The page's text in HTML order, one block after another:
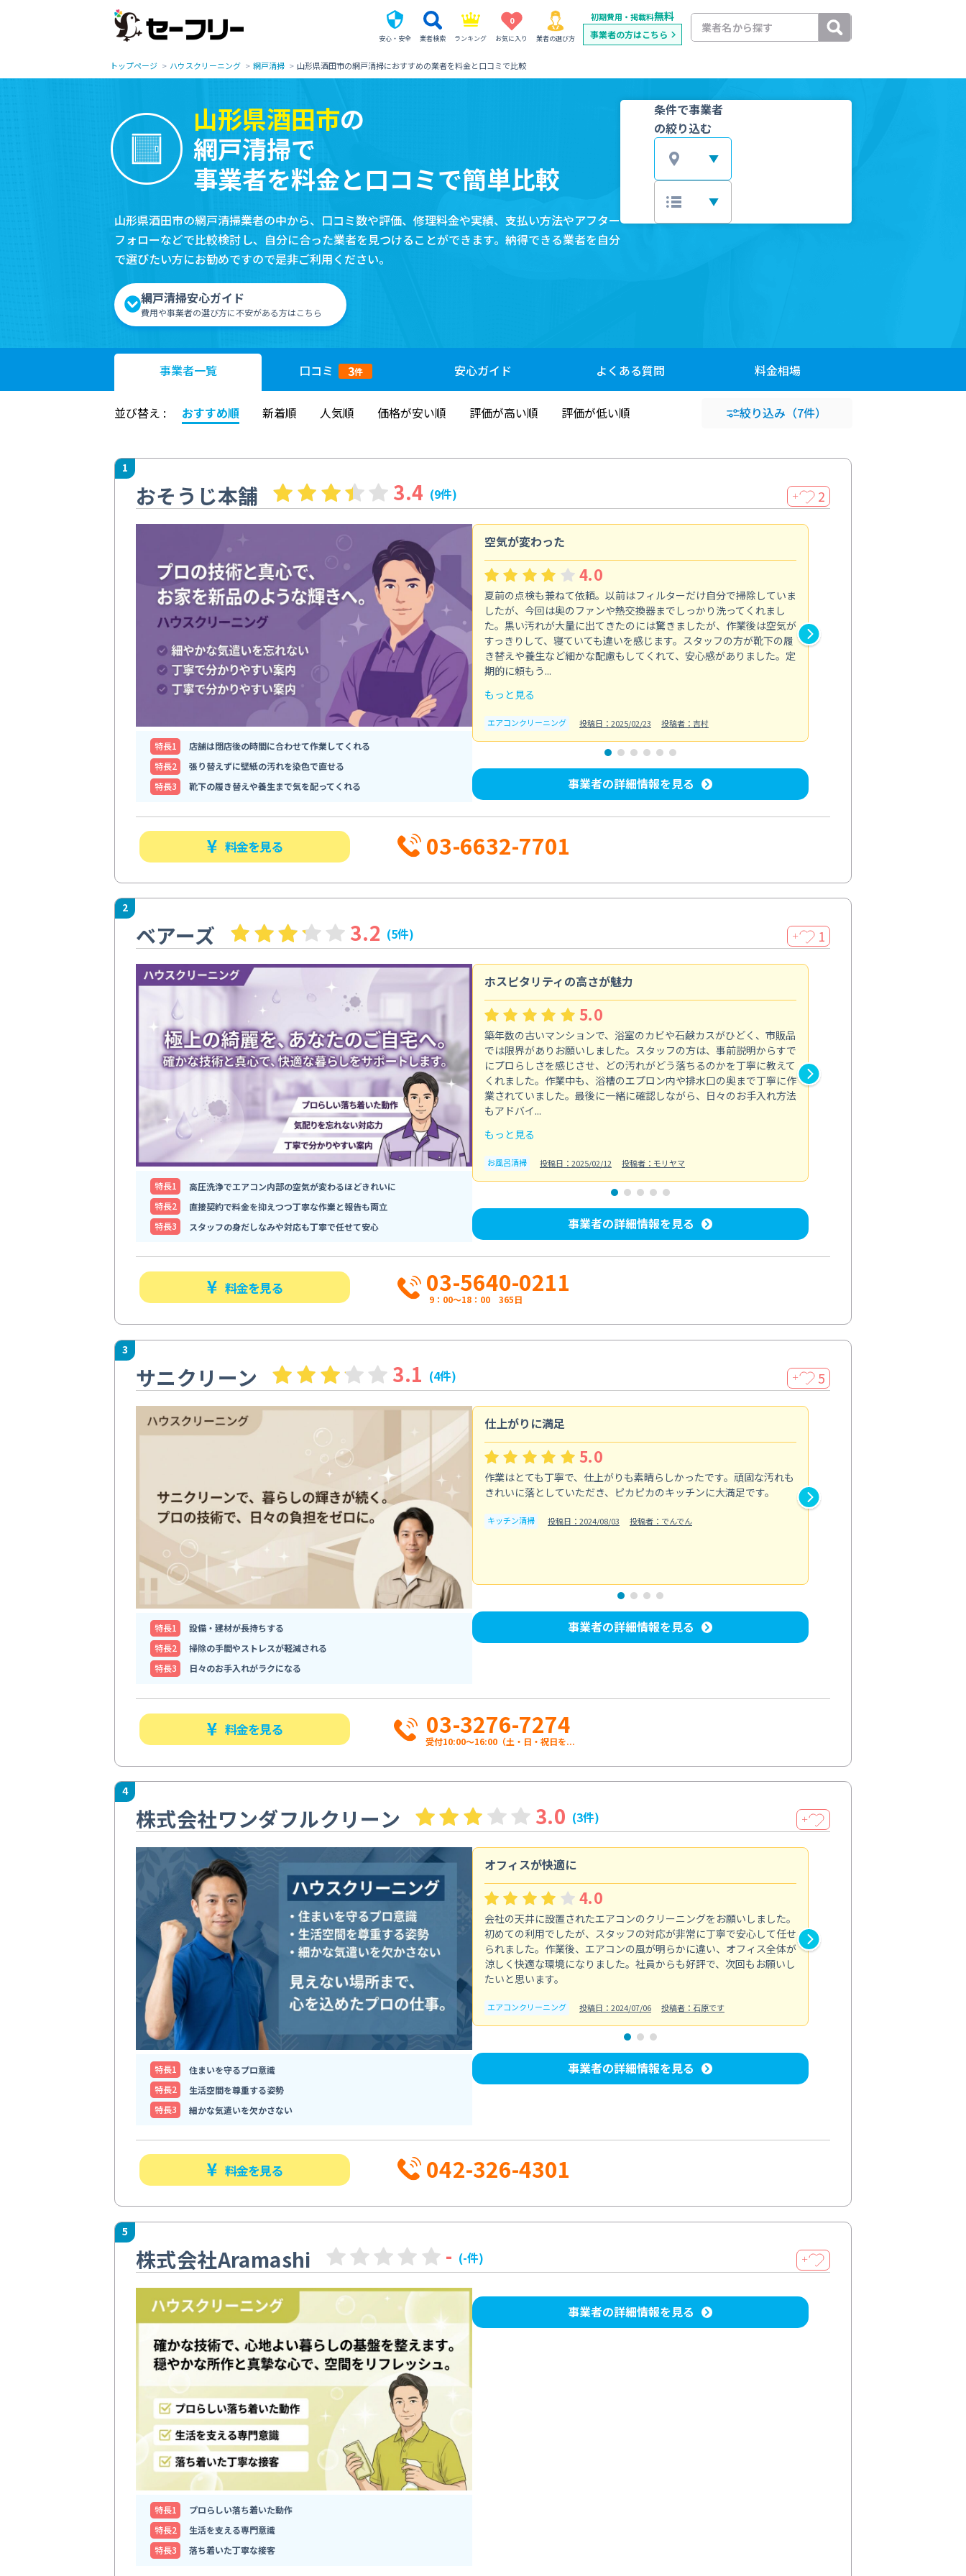
安心・安全 業者検索 ランキング
0
お気に入り 業者の選び方
初期費用・掲載料無料
事業者の方はこちら
トップページ ハウスクリーニング 網戸清掃 山形県酒田市の網戸清掃におすすめの業者を料金と口コミで比較
山形県酒田市の
網戸清掃で
事業者を料金と口コミで簡単比較
山形県酒田市の網戸清掃業者の中から、口コミ数や評価、修理料金や実績、支払い方法やアフター
フォローなどで比較検討し、自分に合った業者を見つけることができます。納得できる業者を自分
で選びたい方にお勧めですので是非ご利用ください。
網戸清掃安心ガイド
費用や事業者の選び方に不安がある方はこちら
条件で事業者
の絞り込む
事業者一覧 口コミ 3件 安心ガイド よくある質問 料金相場
並び替え : おすすめ順 新着順 人気順 価格が安い順 評価が高い順 評価が低い順 絞り込み （7件）
1
おそうじ本舗 3.4 (9件) ＋ 2
特⻑1
店舗は閉店後の時間に合わせて作業してくれる
特⻑2
張り替えずに壁紙の汚れを染色で直せる
特⻑3
靴下の履き替えや養生まで気を配ってくれる
空気が変わった
4.0
夏前の点検も兼ねて依頼。以前はフィルターだけ自分で掃除していま
したが、今回は奥のファンや熱交換器までしっかり洗ってくれまし
た。黒い汚れが大量に出てきたのには驚きましたが、作業後は空気が
すっきりして、寝ていても違いを感じます。スタッフの方が靴下の履
き替えや養生など細かな配慮もしてくれて、安心感がありました。定
期的に頼もう...
もっと見る
エアコンクリーニング 投稿日：2025/02/23 投稿者：吉村
事業者の詳細情報を見る
料金を見る 03-6632-7701
2
ベアーズ 3.2 (5件) ＋ 1
特⻑1
高圧洗浄でエアコン内部の空気が変わるほどきれいに
特⻑2
直接契約で料金を抑えつつ丁寧な作業と報告も両立
特⻑3
スタッフの身だしなみや対応も丁寧で任せて安心
ホスピタリティの高さが魅力
5.0
築年数の古いマンションで、浴室のカビや石鹸カスがひどく、市販品
では限界がありお願いしました。スタッフの方は、事前説明からすで
にプロらしさを感じさせ、どの汚れがどう落ちるのかを丁寧に教えて
くれました。作業中も、浴槽のエプロン内や排水口の奥まで丁寧に作
業されていました。最後に一緒に確認しながら、日々のお手入れ方法
もアドバイ...
もっと見る
お風呂清掃 投稿日：2025/02/12 投稿者：モリヤマ
事業者の詳細情報を見る
料金を見る 03-5640-0211
9：00～18：00 365日
3
サニクリーン 3.1 (4件) ＋ 5
特⻑1
設備・建材が長持ちする
特⻑2
掃除の手間やストレスが軽減される
特⻑3
日々のお手入れがラクになる
仕上がりに満足
5.0
作業はとても丁寧で、仕上がりも素晴らしかったです。頑固な汚れも
きれいに落としていただき、ピカピカのキッチンに大満足です。
キッチン清掃 投稿日：2024/08/03 投稿者：でんでん
事業者の詳細情報を見る
料金を見る 03-3276-7274
受付10:00〜16:00（土・日・祝日を...
4
株式会社ワンダフルクリーン 3.0 (3件) ＋
特⻑1
住まいを守るプロ意識
特⻑2
生活空間を尊重する姿勢
特⻑3
細かな気遣いを欠かさない
オフィスが快適に
4.0
会社の天井に設置されたエアコンのクリーニングをお願いしました。
初めての利用でしたが、スタッフの対応が非常に丁寧で安心して任せ
られました。作業後、エアコンの風が明らかに違い、オフィス全体が
涼しく快適な環境になりました。社員からも好評で、次回もお願いし
たいと思います。
エアコンクリーニング 投稿日：2024/07/06 投稿者：石原です
事業者の詳細情報を見る
料金を見る 042-326-4301
5
株式会社Aramashi - (-件) ＋
特⻑1
プロらしい落ち着いた動作
特⻑2
生活を支える専門意識
特⻑3
落ち着いた丁寧な接客
事業者の詳細情報を見る